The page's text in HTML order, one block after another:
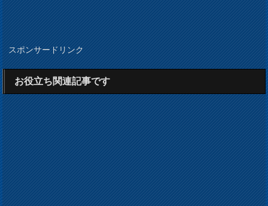
スポンサードリンク
お役立ち関連記事です